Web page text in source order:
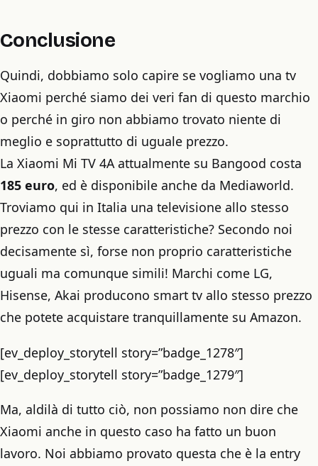
Conclusione
Quindi, dobbiamo solo capire se vogliamo una tv
Xiaomi perché siamo dei veri fan di questo marchio
o perché in giro non abbiamo trovato niente di
meglio e soprattutto di uguale prezzo.
La Xiaomi Mi TV 4A attualmente su Bangood costa
185 euro, ed è disponibile anche da Mediaworld.
Troviamo qui in Italia una televisione allo stesso
prezzo con le stesse caratteristiche? Secondo noi
decisamente sì, forse non proprio caratteristiche
uguali ma comunque simili! Marchi come LG,
Hisense, Akai producono smart tv allo stesso prezzo
che potete acquistare tranquillamente su Amazon.
[ev_deploy_storytell story=”badge_1278″]
[ev_deploy_storytell story=”badge_1279″]
Ma, aldilà di tutto ciò, non possiamo non dire che
Xiaomi anche in questo caso ha fatto un buon
lavoro. Noi abbiamo provato questa che è la entry